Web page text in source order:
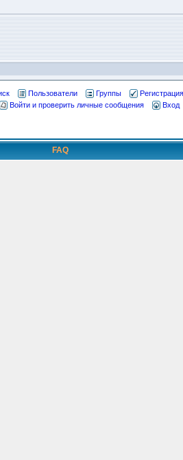
Пользователи Группы
Регистрация
Войти и проверить личные сообщения Вход
FAQ